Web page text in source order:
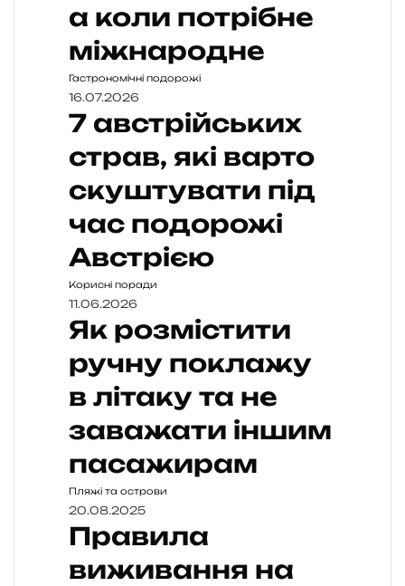
а коли потрібне
міжнародне
Гастрономічні подорожі
16.07.2026
7 австрійських
страв, які варто
скуштувати під
час подорожі
Австрією
Корисні поради
11.06.2026
Як розмістити
ручну поклажу
в літаку та не
заважати іншим
пасажирам
Пляжі та острови
20.08.2025
Правила
виживання на